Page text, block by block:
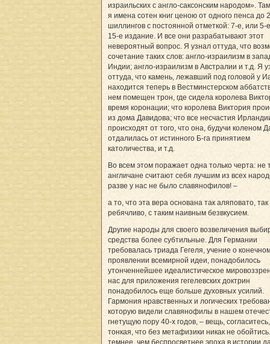
израильских с англо-саксонским народом».
я имена сотен книг ценою от одного пенса до
шиллингов с постоянной отметкой: 7-е, или 5-
15-е издание. И все они разрабатывают этот
невероятный вопрос. Я узнал оттуда, что
сочетание таких слов: англо-израилизм в
Индии; англо-израилизм в Австралии и т.д. Я
оттуда, что камень, лежавший под головой у
находится теперь в Вестминстерском
нем помещен трон, где сидела королева
время коронации; что королева Виктория
из дома Давидова; что все несчастия
происходят от того, что она, будучи коленом
отдалилась от истинного Б-га принятием
католичества, и т.д.
Во всем этом поражает одна только черта: не
англичане считают себя лучшим из всех
разве у нас не было славянофилов! –
а то, что эта вера основана так аляповато, так
ребячливо, с таким наивным безвкусием.
Другие народы для своего возвеличения
средства более субтильные. Для Германии
требовалась триада Гегеля, учение о
проявлении всемирной идеи, понадобилось
утонченнейшее идеалистическое
нас для приложения гегелевских доктрин
понадобилось еще больше духовных усилий.
Гармония нравственных и логических
которую видели славянофилы в нашем
гнетущую пору 40-х годов, – вещь,
тонкая, что без метафизики никак не
темнее, чем беспросветнее эпоха в истории